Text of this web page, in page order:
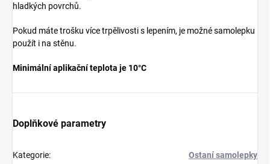
hladkých povrchů.
Pokud máte trošku více trpělivosti s lepením, je možné samolepku
použít i na stěnu.
Minimální aplikační teplota je 10°C
Doplňkové parametry
Kategorie: Ostaní samolepky